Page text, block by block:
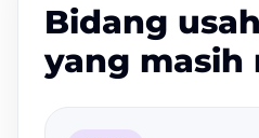
Bidang
yang masih